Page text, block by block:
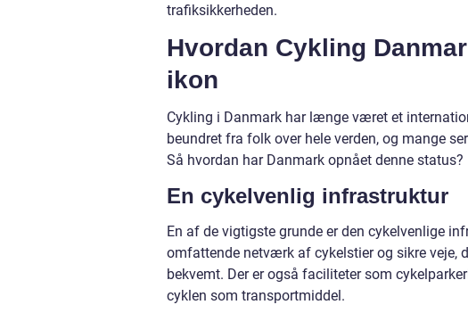
trafiksikkerheden.
Hvordan Cykling
ikon
Cykling i Danmark har længe været et
beundret fra folk over hele verden, og mange
Så hvordan har Danmark opnået denne status?
En cykelvenlig infrastruktur
En af de vigtigste grunde er den cykelvenlige
omfattende netværk af cykelstier og sikre veje,
bekvemt. Der er også faciliteter som
cyklen som transportmiddel.